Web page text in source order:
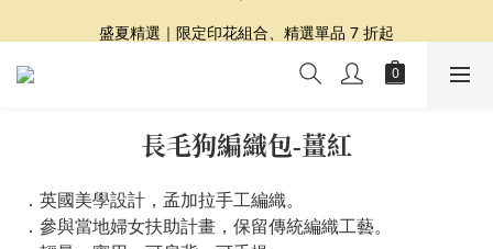
夏日提案 3 件再 8 折｜三種夏日風格一次收藏
盛夏精選｜限定印花組合、精選單品 7 折起
Dragon Diffusion 年度預購會展開｜7/30-8/30
長毛狗編織包-薑紅
．英國美學設計，孟加拉手工編織。
．參與當地婦女扶助計畫，保留傳統編織工藝。